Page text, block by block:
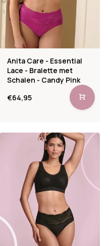
Anita Care - Essential
Lace - Bralette met
Schalen - Candy Pink
€64,95